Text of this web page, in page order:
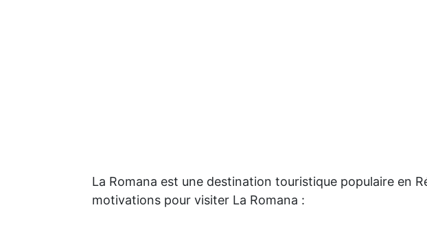
La Romana est une destination touristique populaire en
motivations pour visiter La Romana :